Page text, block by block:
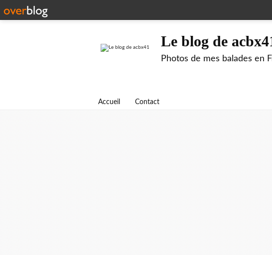
Le blog de
Photos de mes balades en
Accueil Contact